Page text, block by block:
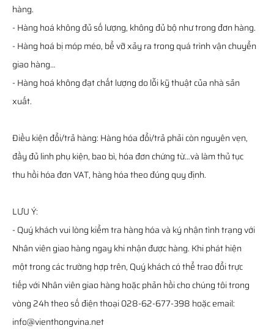
hàng.
- Hàng hoá không đủ số lượng, không đủ bộ như trong đơn hàng.
- Hàng hoá bị móp méo, bể vỡ xảy ra trong quá trình vận chuyển
giao hàng…
- Hàng hoá không đạt chất lượng do lỗi kỹ thuật của nhà sản
xuất.
Điều kiện đổi/trả hàng: Hàng hóa đổi/trả phải còn nguyên vẹn,
đầy đủ linh phụ kiện, bao bì, hóa đơn chứng từ…và làm thủ tục
thu hồi hóa đơn VAT, hàng hóa theo đúng quy định.
LƯU Ý:
- Quý khách vui lòng kiểm tra hàng hóa và ký nhận tình trạng với
Nhân viên giao hàng ngay khi nhận được hàng. Khi phát hiện
một trong các trường hợp trên, Quý khách có thể trao đổi trực
tiếp với Nhân viên giao hàng hoặc phản hồi cho chúng tôi trong
vòng 24h theo số điện thoại 028-62-677-398 hoặc email:
info@vienthongvina.net